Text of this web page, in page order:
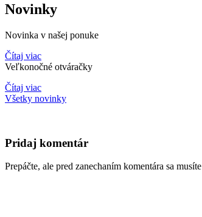
Novinky
Novinka v našej ponuke
Čítaj viac
Veľkonočné otváračky
Čítaj viac
Všetky novinky
Pridaj komentár
Prepáčte, ale pred zanechaním komentára sa musíte